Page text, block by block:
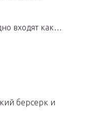
входят как…
берсерк и